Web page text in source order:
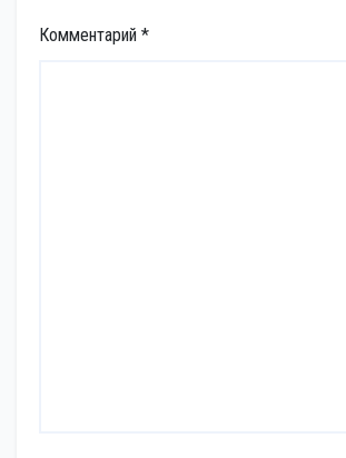
Комментарий *